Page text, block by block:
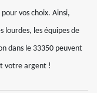
vos choix. Ainsi,
lourdes, les équipes de
dans le 33350 peuvent
votre argent !